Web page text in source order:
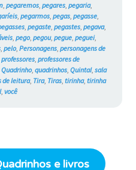
, pegaremos, pegares, pegaria,
, pegarmos, pegas, pegasse,
, pegaste, pegastes, pegava,
, pego, pegou, pegue, peguei,
, pelo, Personagens, personagens de
professores, professores de
Quadrinho, quadrinhos, Quintal, sala
de leitura, Tira, Tiras, tirinha, tirinha
, você
e livros